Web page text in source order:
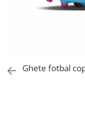
Bluze fotbal copii
Sorturi fotbal femei
Ghete fotbal